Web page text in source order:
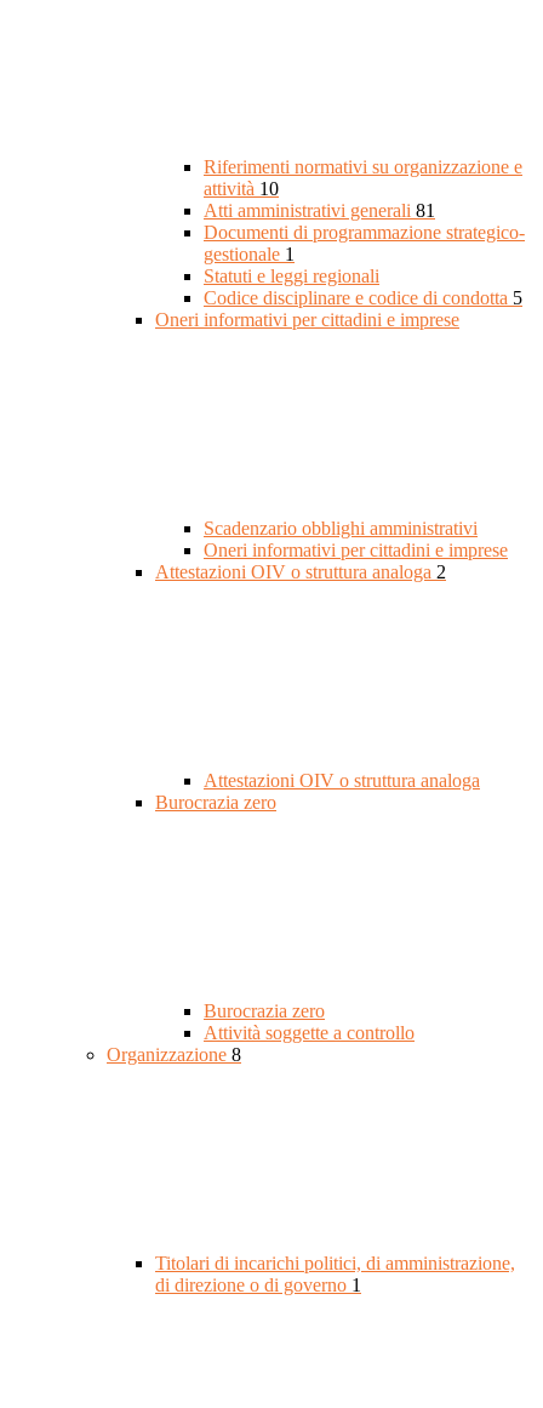
Riferimenti normativi su organizzazione e
attività 10
Atti amministrativi generali 81
Documenti di programmazione strategico-
gestionale 1
Statuti e leggi regionali
Codice disciplinare e codice di condotta 5
Oneri informativi per cittadini e imprese
Scadenzario obblighi amministrativi
Oneri informativi per cittadini e imprese
Attestazioni OIV o struttura analoga 2
Attestazioni OIV o struttura analoga
Burocrazia zero
Burocrazia zero
Attività soggette a controllo
Organizzazione 8
Titolari di incarichi politici, di amministrazione,
di direzione o di governo 1